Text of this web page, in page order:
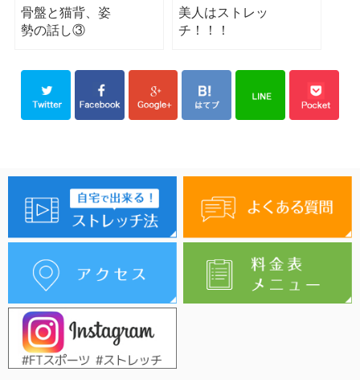
骨盤と猫背、姿
勢の話し③
美人はストレッ
チ！！！